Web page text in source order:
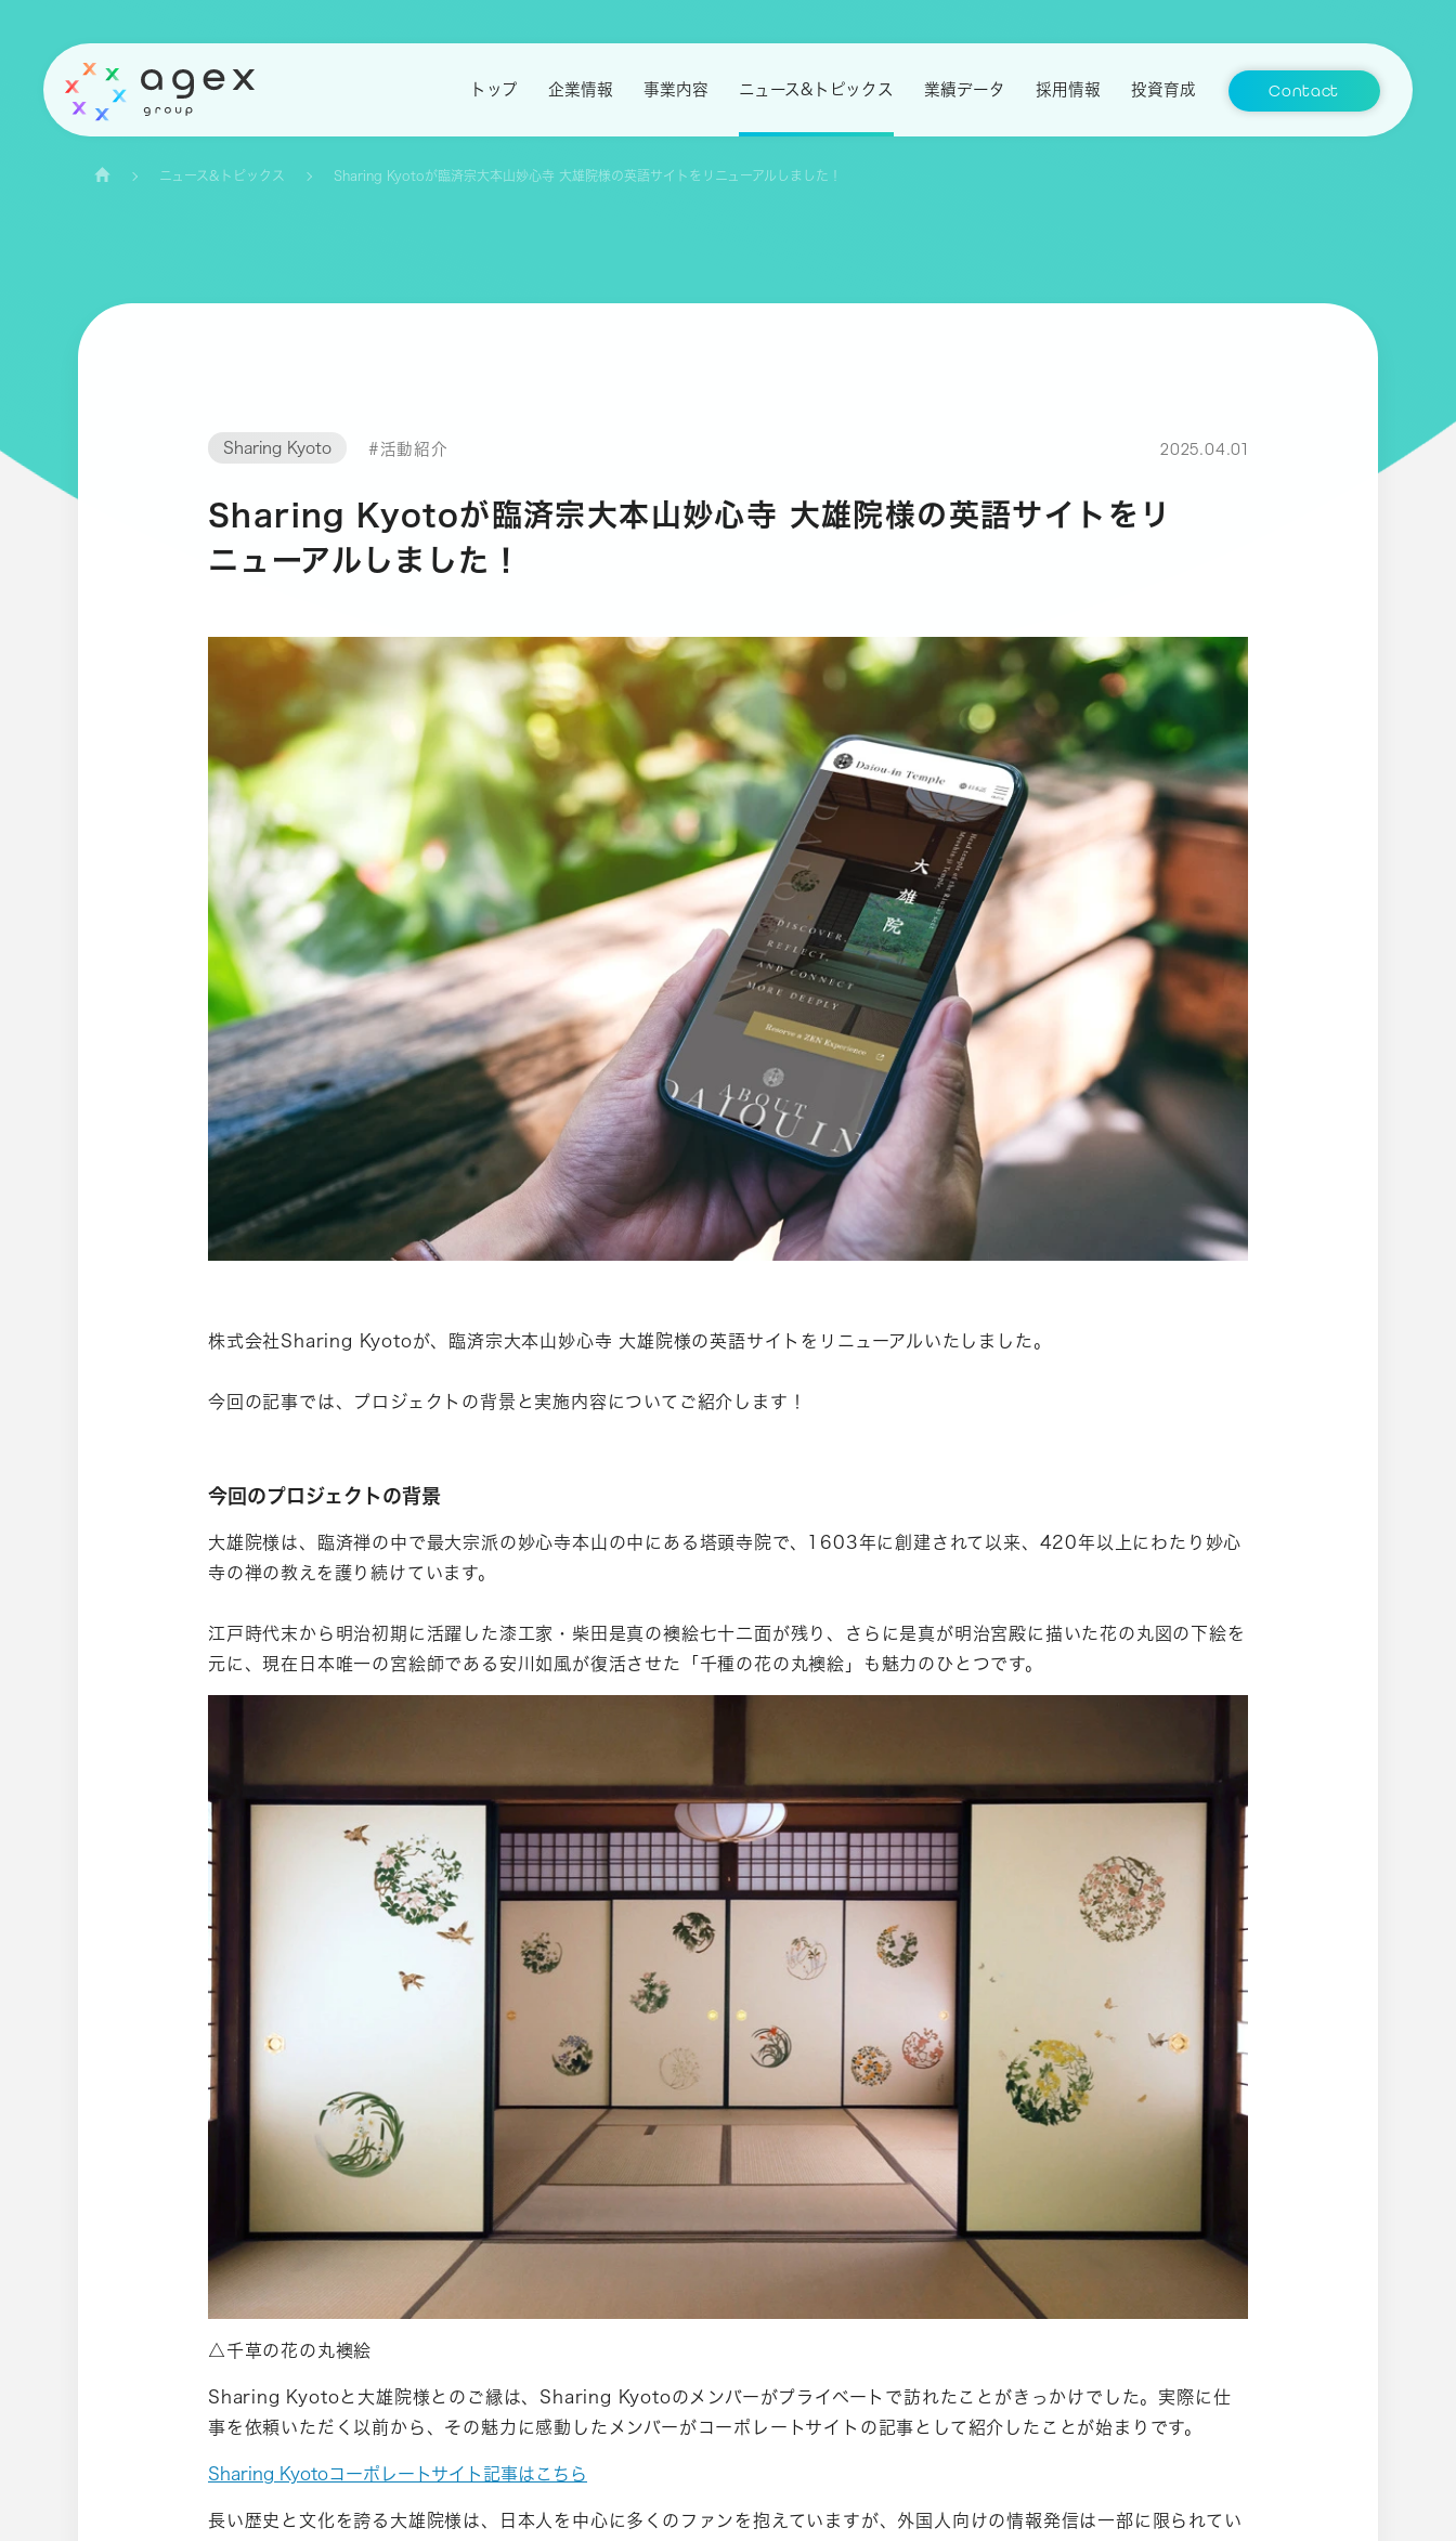
トップ 企業情報 事業内容 ニュース&トピックス 業績データ 採用情報 投資育成 Contact
ニュース&トピックス Sharing Kyotoが臨済宗大本山妙心寺 大雄院様の英語サイトをリニューアルしました！
2025.04.01
Sharing Kyoto #活動紹介
Sharing Kyotoが臨済宗大本山妙心寺 大雄院様の英語サイトをリ
ニューアルしました！
株式会社Sharing Kyotoが、臨済宗大本山妙心寺 大雄院様の英語サイトをリニューアルいたしました。
今回の記事では、プロジェクトの背景と実施内容についてご紹介します！
今回のプロジェクトの背景
大雄院様は、臨済禅の中で最大宗派の妙心寺本山の中にある塔頭寺院で、1603年に創建されて以来、420年以上にわたり妙心
寺の禅の教えを護り続けています。
江戸時代末から明治初期に活躍した漆工家・柴田是真の襖絵七十二面が残り、さらに是真が明治宮殿に描いた花の丸図の下絵を
元に、現在日本唯一の宮絵師である安川如風が復活させた「千種の花の丸襖絵」も魅力のひとつです。
△千草の花の丸襖絵
Sharing Kyotoと大雄院様とのご縁は、Sharing Kyotoのメンバーがプライベートで訪れたことがきっかけでした。実際に仕
事を依頼いただく以前から、その魅力に感動したメンバーがコーポレートサイトの記事として紹介したことが始まりです。
Sharing Kyotoコーポレートサイト記事はこちら
長い歴史と文化を誇る大雄院様は、日本人を中心に多くのファンを抱えていますが、外国人向けの情報発信は一部に限られてい